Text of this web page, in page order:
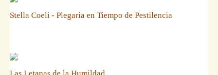
Stella Coeli - Plegaria en Tiempo de Pestilencia